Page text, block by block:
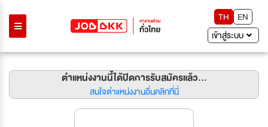
TH
EN
เข้าสู่ระบบ
ตำแหน่งงานนี้ได้ปิดการรับสมัครแล้ว...
สนใจตำแหน่งงานอื่นคลิกที่นี่